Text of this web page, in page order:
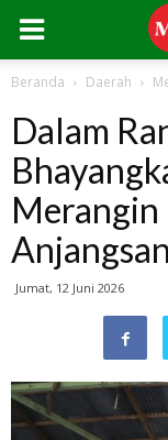
Beranda Daerah
Dalam
Merangin
Jumat, 12 Juni 2026